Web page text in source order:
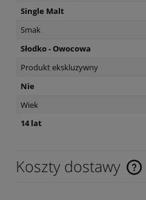
Single Malt
Smak
Słodko - Owocowa
Produkt ekskluzywny
Nie
Wiek
14 lat
Koszty dostawy
Cena nie zawiera ewentualnych